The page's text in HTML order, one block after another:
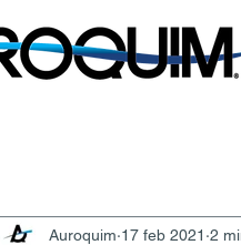
Auroquim 17 feb 2021 2